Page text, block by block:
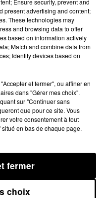
DU 12/01/2024 À
Ensure security, prevent and
present advertising and content;
These technologies may
and browsing data to offer
based on information actively
Match and combine data from
Identify devices based on
et fermer", ou affiner en
dans "Gérer mes choix".
sur "Continuer sans
que pour ce site. Vous
votre consentement à tout
en bas de chaque page.
choix
fermer